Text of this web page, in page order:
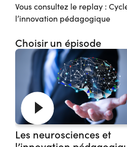
Vous consultez le replay :
l’innovation pédagogique
Choisir un épisode
Les neurosciences et